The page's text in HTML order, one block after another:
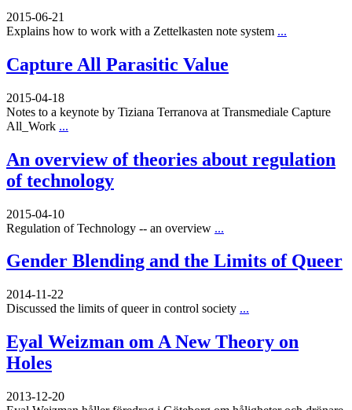
2015-06-21
Explains how to work with a Zettelkasten note system ...
Capture All Parasitic Value
2015-04-18
Notes to a keynote by Tiziana Terranova at Transmediale Capture
All_Work ...
An overview of theories about regulation
of technology
2015-04-10
Regulation of Technology -- an overview ...
Gender Blending and the Limits of Queer
2014-11-22
Discussed the limits of queer in control society ...
Eyal Weizman om A New Theory on
Holes
2013-12-20